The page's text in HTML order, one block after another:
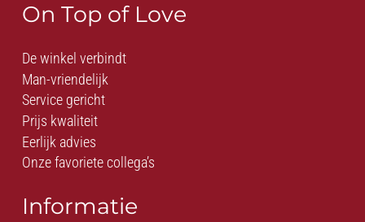
On Top of Love
De winkel verbindt
Man-vriendelijk
Service gericht
Prijs kwaliteit
Eerlijk advies
Onze favoriete collega’s
Informatie